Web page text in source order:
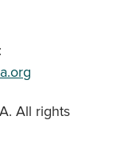
All rights